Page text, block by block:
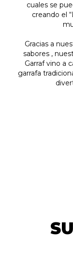
cuales se
creando el
Gracias a
sabores ,
Garraf vino a
garrafa